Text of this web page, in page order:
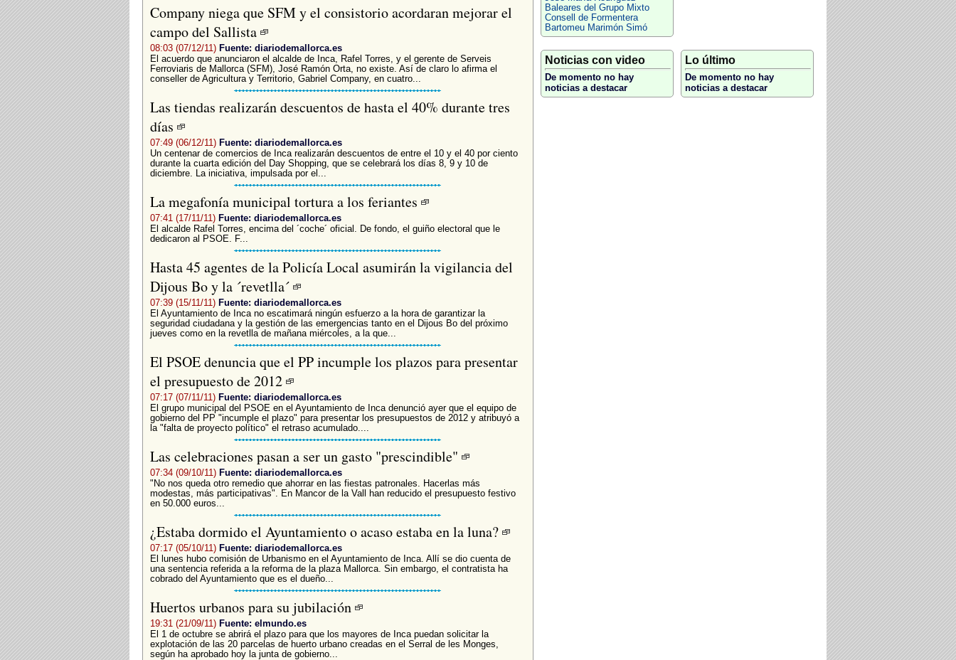
Company niega que SFM y el consistorio acordaran mejorar el
campo del Sallista
08:03 (07/12/11) Fuente: diariodemallorca.es
­El acuerdo que anunciaron el alcalde de Inca, Rafel Torres, y el gerente de Serveis
Ferroviaris de Mallorca (SFM), José Ramón Orta, no existe. Así de claro lo afirma el
conseller de Agricultura y Territorio, Gabriel Company, en cuatro...
Las tiendas realizarán descuentos de hasta el 40% durante tres
días
07:49 (06/12/11) Fuente: diariodemallorca.es
Un centenar de comercios de Inca realizarán descuentos de entre el 10 y el 40 por ciento
durante la cuarta edición del Day Shopping, que se celebrará los días 8, 9 y 10 de
diciembre. La iniciativa, impulsada por el...
La megafonía municipal tortura a los feriantes
07:41 (17/11/11) Fuente: diariodemallorca.es
El alcalde Rafel Torres, encima del ´coche´ oficial. De fondo, el guiño electoral que le
dedicaron al PSOE. F...
Hasta 45 agentes de la Policía Local asumirán la vigilancia del
Dijous Bo y la ´revetlla´
07:39 (15/11/11) Fuente: diariodemallorca.es
El Ayuntamiento de Inca no escatimará ningún esfuerzo a la hora de garantizar la
seguridad ciudadana y la gestión de las emergencias tanto en el Dijous Bo del próximo
jueves como en la revetlla de mañana miércoles, a la que...
El PSOE denuncia que el PP incumple los plazos para presentar
el presupuesto de 2012
07:17 (07/11/11) Fuente: diariodemallorca.es
El grupo municipal del PSOE en el Ayuntamiento de Inca denunció ayer que el equipo de
gobierno del PP "incumple el plazo" para presentar los presupuestos de 2012 y atribuyó a
la "falta de proyecto político" el retraso acumulado....
Las celebraciones pasan a ser un gasto "prescindible"
07:34 (09/10/11) Fuente: diariodemallorca.es
"No nos queda otro remedio que ahorrar en las fiestas patronales. Hacerlas más
modestas, más participativas". En Mancor de la Vall han reducido el presupuesto festivo
en 50.000 euros...
¿Estaba dormido el Ayuntamiento o acaso estaba en la luna?
07:17 (05/10/11) Fuente: diariodemallorca.es
El lunes hubo comisión de Urbanismo en el Ayuntamiento de Inca. Allí se dio cuenta de
una sentencia referida a la reforma de la plaza Mallorca. Sin embargo, el contratista ha
cobrado del Ayuntamiento que es el dueño...
Huertos urbanos para su jubilación
19:31 (21/09/11) Fuente: elmundo.es
El 1 de octubre se abrirá el plazo para que los mayores de Inca puedan solicitar la
explotación de las 20 parcelas de huerto urbano creadas en el Serral de les Monges,
según ha aprobado hoy la junta de gobierno...
Baleares del Grupo Mixto
Consell de Formentera
Bartomeu Marimón Simó
Noticias con video
De momento no hay
noticias a destacar
Lo último
De momento no hay
noticias a destacar